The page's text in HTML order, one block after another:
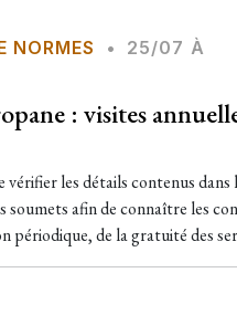
NORMES •
25/07 À
: visites
les détails contenus
soumets afin de connaître les
périodique, de la gratuité des